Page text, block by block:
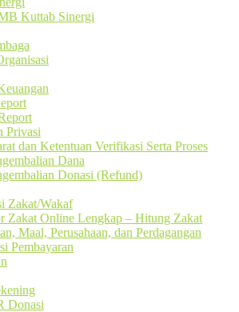
Kuttab Sinergi
Privasi
dan Ketentuan Verifikasi Serta Proses
Dana
Donasi (Refund)
Zakat/Wakaf
Zakat Online Lengkap – Hitung Zakat
Maal, Perusahaan, dan Perdagangan
Pembayaran
Donasi